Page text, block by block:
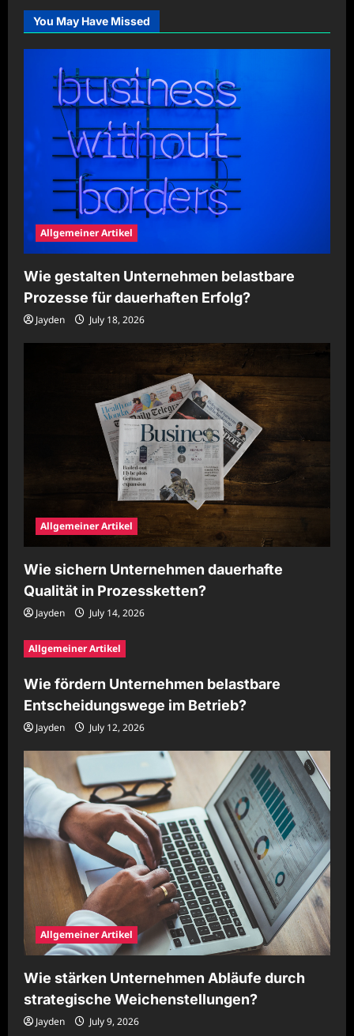
mehr
Konzentration
etablieren
You May Have Missed
Allgemeiner Artikel
Wie gestalten Unternehmen belastbare
Prozesse für dauerhaften Erfolg?
Jayden July 18, 2026
Allgemeiner Artikel
Wie sichern Unternehmen dauerhafte
Qualität in Prozessketten?
Jayden July 14, 2026
Allgemeiner Artikel
Wie fördern Unternehmen belastbare
Entscheidungswege im Betrieb?
Jayden July 12, 2026
Allgemeiner Artikel
Wie stärken Unternehmen Abläufe durch
strategische Weichenstellungen?
Jayden July 9, 2026